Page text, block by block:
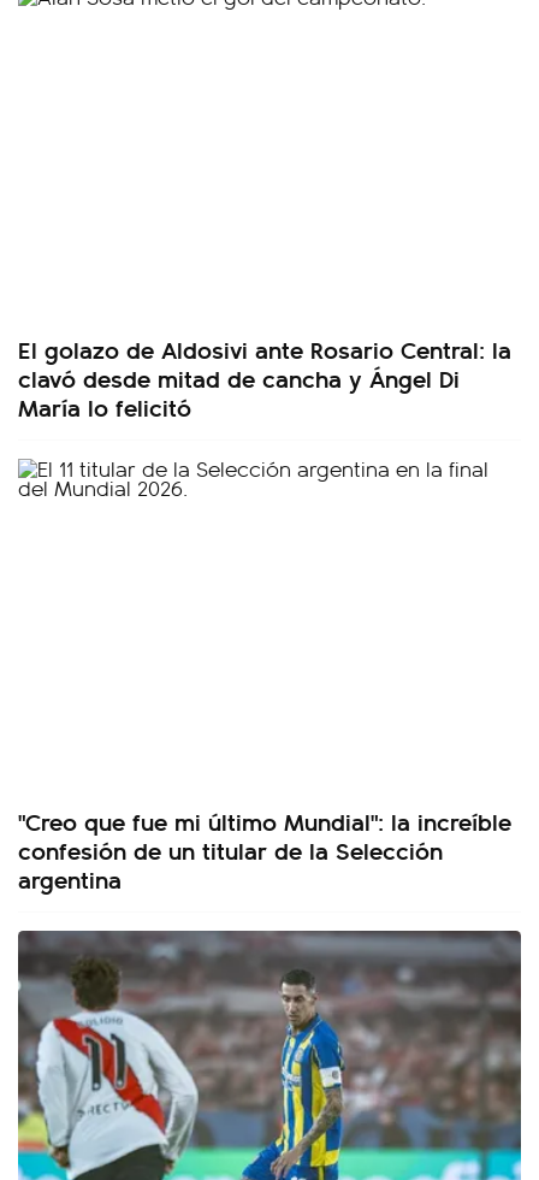
El golazo de Aldosivi ante Rosario Central: la
clavó desde mitad de cancha y Ángel Di
María lo felicitó
"Creo que fue mi último Mundial": la increíble
confesión de un titular de la Selección
argentina